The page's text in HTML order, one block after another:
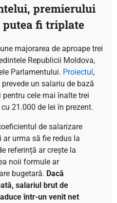
premierului
fi triplate
majorarea de aproape trei
Republicii Moldova,
Parlamentului. Proiectul,
un salariu de bază
cele mai înalte trei
21.000 de lei în prezent.
de salarizare
urma să fie redus la
referință ar crește la
noii formule ar
bugetară. Dacă
salariul brut de
într-un venit net